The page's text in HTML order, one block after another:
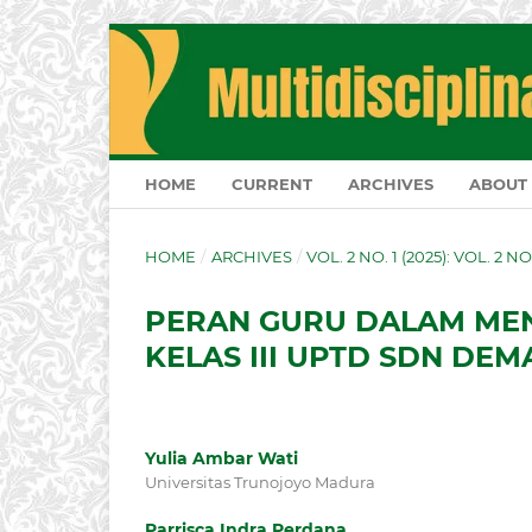
HOME CURRENT ARCHIVES ABOUT
HOME / ARCHIVES / VOL. 2 NO. 1 (2025): VOL. 2
PERAN GURU DALAM
KELAS III UPTD SDN
Yulia Ambar Wati
Universitas Trunojoyo Madura